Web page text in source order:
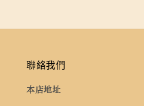
聯絡我們
本店地址